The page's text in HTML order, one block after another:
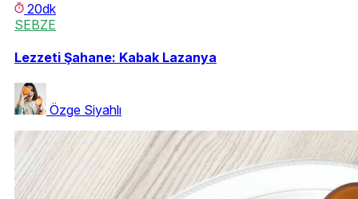
20dk
SEBZE
Lezzeti Şahane: Kabak Lazanya
Özge Siyahlı